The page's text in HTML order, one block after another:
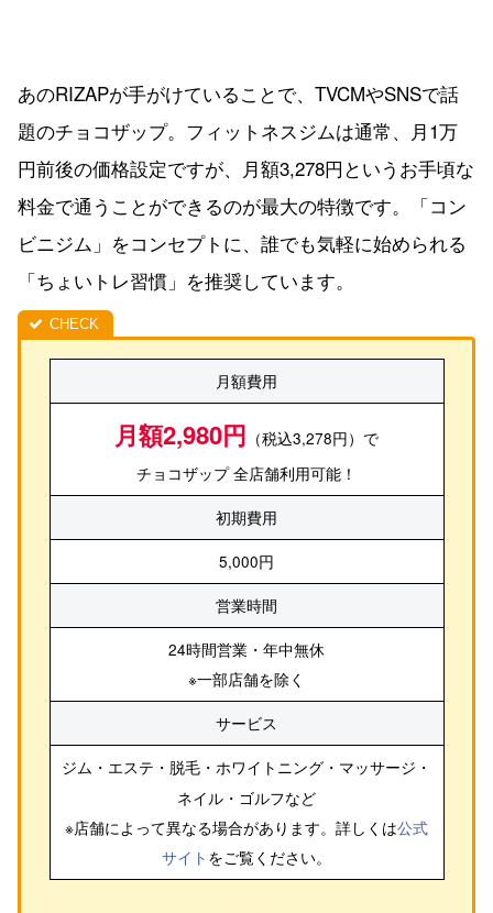
あのRIZAPが手がけていることで、TVCMやSNSで話
題のチョコザップ。フィットネスジムは通常、月1万
円前後の価格設定ですが、月額3,278円というお手頃な
料金で通うことができるのが最大の特徴です。「コン
ビニジム」をコンセプトに、誰でも気軽に始められる
「ちょいトレ習慣」を推奨しています。
月額費用
月額2,980円 （税込3,278円）で
チョコザップ 全店舗利用可能！
初期費用
5,000円
営業時間
24時間営業・年中無休
※一部店舗を除く
サービス
ジム・エステ・脱毛・ホワイトニング・マッサージ・
ネイル・ゴルフなど
※店舗によって異なる場合があります。詳しくは公式
サイト をご覧ください。